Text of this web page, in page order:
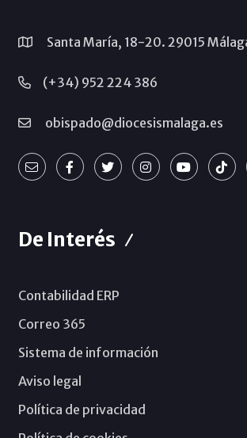
Santa María, 18-20. 29015
(+34) 952 224 386
obispado@diocesismalaga.es
De Interés
Contabilidad ERP
Correo 365
Sistema de información
Aviso legal
Política de privacidad